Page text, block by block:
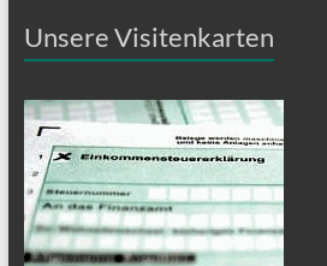
Unsere Visitenkarten